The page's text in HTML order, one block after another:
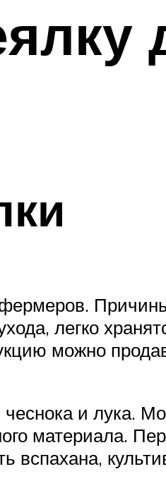
легко
можно
и лука.
материала.
вспахана,